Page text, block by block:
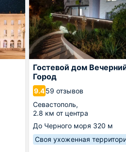
Гостевой дом
Город
9.459 отзывов
Севастополь,
2.8 км от центра
До Черного моря 320 м
Своя ухоженная